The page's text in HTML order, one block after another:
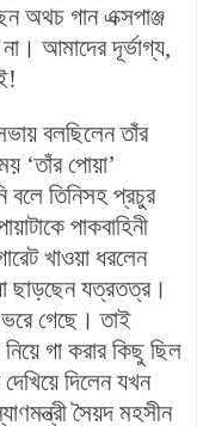
অথচ গান এক্সপাঞ্জ
আমাদের দূর্ভাগ্য,
বলছিলেন তাঁর
‘তাঁর পোয়া’
বলে তিনিসহ প্রচুর
পাকবাহিনী
খাওয়া ধরলেন
ছাড়ছেন যত্রতত্র।
গেছে। তাই
গা করার কিছু ছিল
দিলেন যখন
সৈয়দ মহসীন